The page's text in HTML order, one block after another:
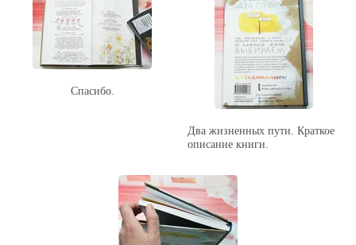
Спасибо.
Два жизненных пути. Краткое
описание книги.